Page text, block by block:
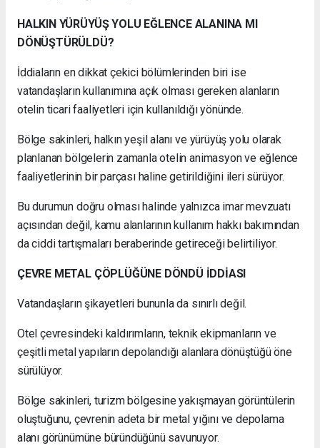
HALKIN YÜRÜYÜŞ YOLU EĞLENCE ALANINA MI
DÖNÜŞTÜRÜLDÜ?
İddiaların en dikkat çekici bölümlerinden biri ise
vatandaşların kullanımına açık olması gereken alanların
otelin ticari faaliyetleri için kullanıldığı yönünde.
Bölge sakinleri, halkın yeşil alanı ve yürüyüş yolu olarak
planlanan bölgelerin zamanla otelin animasyon ve eğlence
faaliyetlerinin bir parçası haline getirildiğini ileri sürüyor.
Bu durumun doğru olması halinde yalnızca imar mevzuatı
açısından değil, kamu alanlarının kullanım hakkı bakımından
da ciddi tartışmaları beraberinde getireceği belirtiliyor.
ÇEVRE METAL ÇÖPLÜĞÜNE DÖNDÜ İDDİASI
Vatandaşların şikayetleri bununla da sınırlı değil.
Otel çevresindeki kaldırımların, teknik ekipmanların ve
çeşitli metal yapıların depolandığı alanlara dönüştüğü öne
sürülüyor.
Bölge sakinleri, turizm bölgesine yakışmayan görüntülerin
oluştuğunu, çevrenin adeta bir metal yığını ve depolama
alanı görünümüne büründüğünü savunuyor.